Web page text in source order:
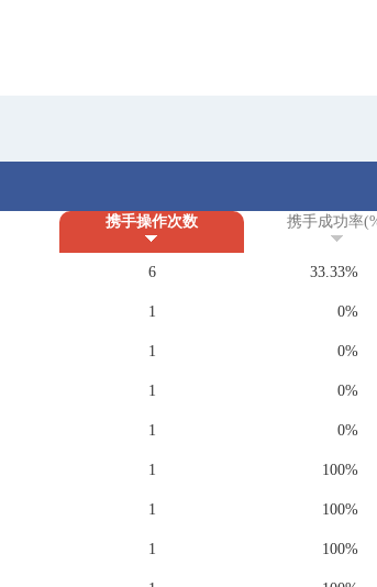
携手操作次数 携手成功率
6 33.33%
1 0%
1 0%
1 0%
1 0%
1 100%
1 100%
1 100%